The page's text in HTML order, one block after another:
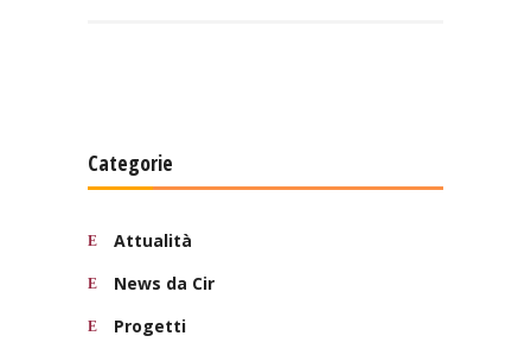
Categorie
Attualità
News da Cir
Progetti